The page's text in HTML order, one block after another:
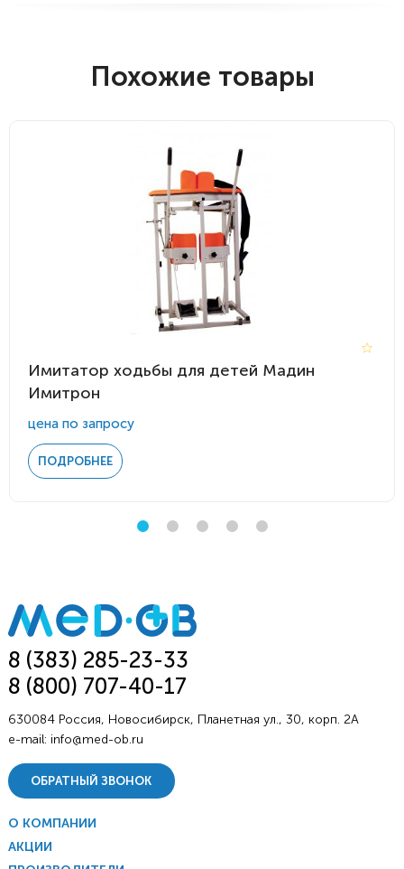
Похожие товары
Имитатор ходьбы для детей Мадин
Имитрон
цена по запросу
ПОДРОБНЕЕ
8 (383) 285-23-33
8 (800) 707-40-17
630084 Россия, Новосибирск, Планетная ул., 30, корп. 2А
e-mail: info@med-ob.ru
ОБРАТНЫЙ ЗВОНОК
О КОМПАНИИ
АКЦИИ